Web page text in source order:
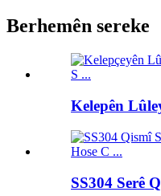
Berhemên sereke
Kelepên
SS304 Serê